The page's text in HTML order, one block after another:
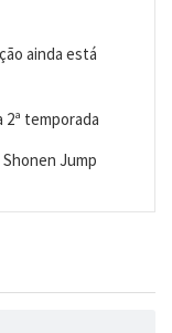
ainda está
2ª temporada
Jump